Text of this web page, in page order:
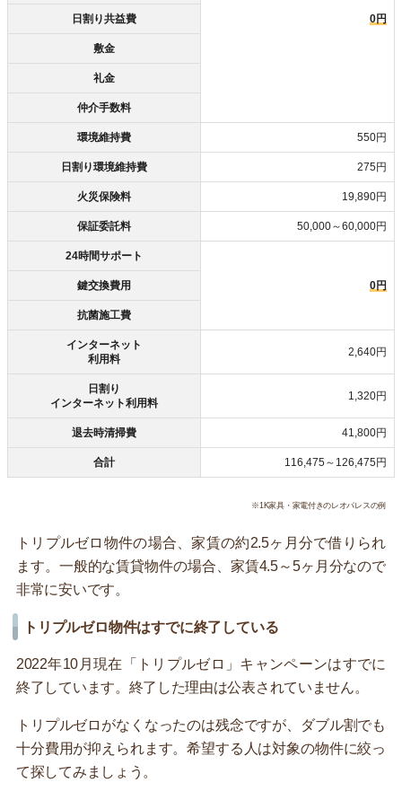
0円
日割り共益費
敷金
礼金
仲介手数料
環境維持費 550円
日割り環境維持費 275円
火災保険料 19,890円
保証委託料 50,000～60,000円
24時間サポート
0円
鍵交換費用
抗菌施工費
インターネット
利用料
2,640円
日割り
インターネット利用料
1,320円
退去時清掃費 41,800円
合計 116,475～126,475円
※1K家具・家電付きのレオパレスの例
トリプルゼロ物件の場合、家賃の約2.5ヶ月分で借りられ
ます。一般的な賃貸物件の場合、家賃4.5～5ヶ月分なので
非常に安いです。
トリプルゼロ物件はすでに終了している
2022年10月現在「トリプルゼロ」キャンペーンはすでに
終了しています。終了した理由は公表されていません。
トリプルゼロがなくなったのは残念ですが、ダブル割でも
十分費用が抑えられます。希望する人は対象の物件に絞っ
て探してみましょう。